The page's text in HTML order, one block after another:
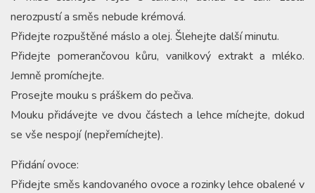
nerozpustí a směs nebude krémová.
Přidejte rozpuštěné máslo a olej. Šlehejte další minutu.
Přidejte pomerančovou kůru, vanilkový extrakt a mléko.
Jemně promíchejte.
Prosejte mouku s práškem do pečiva.
Mouku přidávejte ve dvou částech a lehce míchejte, dokud
se vše nespojí (nepřemíchejte).
Přidání ovoce:
Přidejte směs kandovaného ovoce a rozinky lehce obalené v